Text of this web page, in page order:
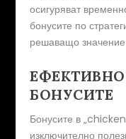
осигуряват
бонусите по
решаващо значение
БОНУСИТЕ
Бонусите в
изключително